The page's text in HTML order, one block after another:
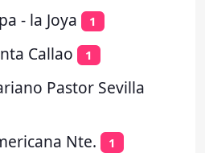
- la Joya 1
Callao 1
Pastor Sevilla
Nte. 1